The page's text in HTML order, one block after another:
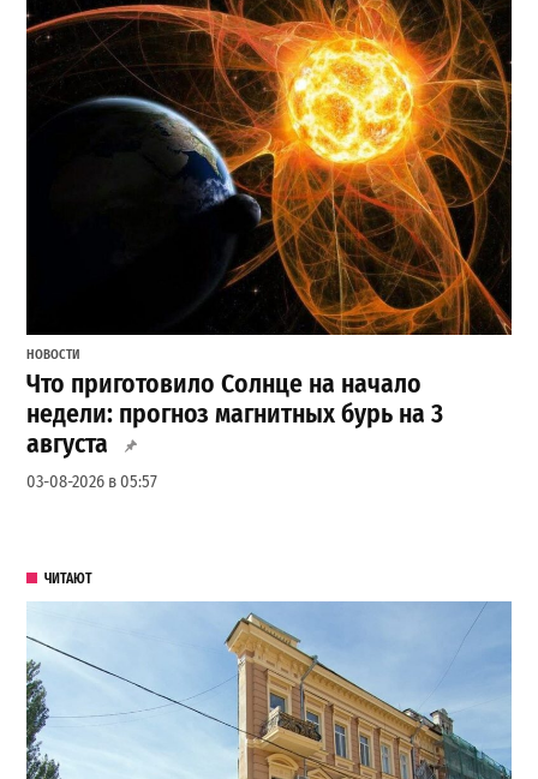
НОВОСТИ
Что приготовило Солнце на начало
недели: прогноз магнитных бурь на 3
августа
03-08-2026 в 05:57
ЧИТАЮТ